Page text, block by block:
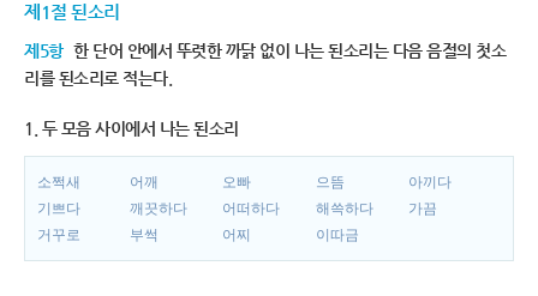
제1절 된소리
제5항 한 단어 안에서 뚜렷한 까닭 없이 나는 된소리는 다음 음절의 첫소
리를 된소리로 적는다.
1. 두 모음 사이에서 나는 된소리
소쩍새 어깨 오빠 으뜸
아끼다
기쁘다
깨끗하다 어떠하다 해쓱하다
가끔
거꾸로
부썩 어찌 이따금